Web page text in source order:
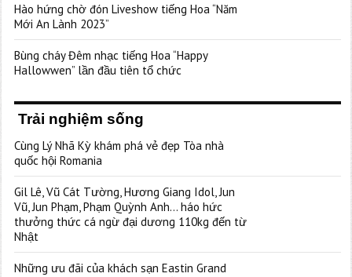
Hào hứng chờ đón Liveshow tiếng Hoa “Năm
Mới An Lành 2023”
Bùng cháy Đêm nhạc tiếng Hoa “Happy
Hallowwen” lần đầu tiên tổ chức
Trải nghiệm sống
Cùng Lý Nhã Kỳ khám phá vẻ đẹp Tòa nhà
quốc hội Romania
Gil Lê, Vũ Cát Tường, Hương Giang Idol, Jun
Vũ, Jun Phạm, Phạm Quỳnh Anh… háo hức
thưởng thức cá ngừ đại dương 110kg đến từ
Nhật
Những ưu đãi của khách sạn Eastin Grand